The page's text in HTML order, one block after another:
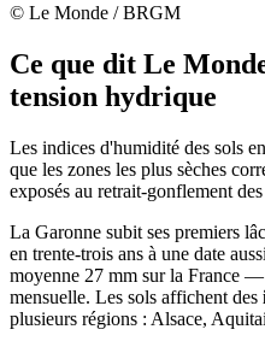
© Le Monde / BRGM
Ce que dit Le
tension hydrique
Les indices d'humidité des sols
que les zones les plus sèches
exposés au retrait-gonflement
La Garonne subit ses premiers
en trente-trois ans à une date
moyenne 27 mm sur la France
mensuelle. Les sols affichent des
plusieurs régions : Alsace,